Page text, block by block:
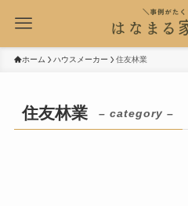
ホーム ハウスメーカー 住友林業
住友林業 – category –